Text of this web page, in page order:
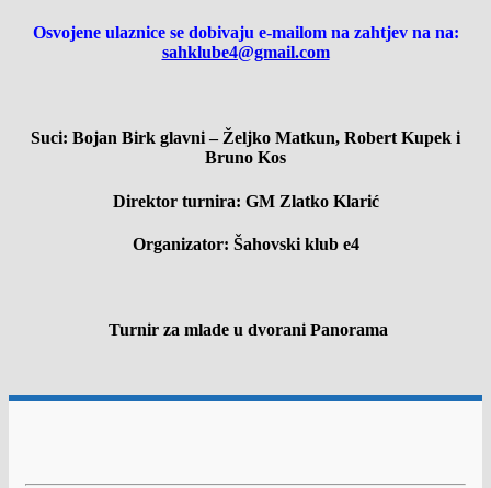
Osvojene ulaznice se dobivaju e-mailom na zahtjev na na:
sahklube4@gmail.com
Suci: Bojan Birk glavni – Željko Matkun, Robert Kupek i
Bruno Kos
Direktor turnira: GM Zlatko Klarić
Organizator: Šahovski klub e4
Turnir za mlade u dvorani Panorama